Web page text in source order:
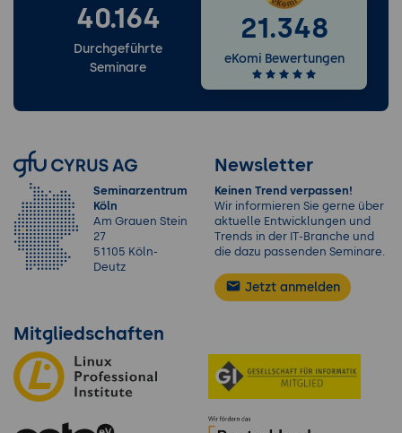
40.164
Durchgeführte
Seminare
21.348
eKomi Bewertungen
Seminarzentrum
Köln
Am Grauen Stein
27
51105 Köln-
Deutz
Newsletter
Keinen Trend verpassen!
Wir informieren Sie gerne über
aktuelle Entwicklungen und
Trends in der IT-Branche und
die dazu passenden Seminare.
Jetzt anmelden
Mitgliedschaften